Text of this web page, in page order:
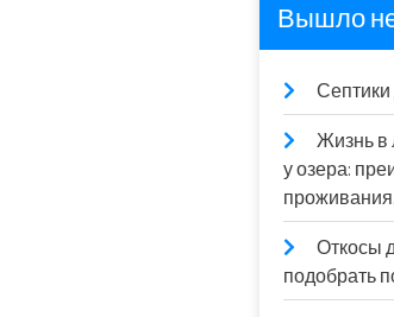
Вышло
Жизнь в
у озера:
проживания.
Откосы
подобрать